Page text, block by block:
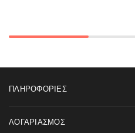
ΠΛΗΡΟΦΟΡΊΕΣ
ΛΟΓΑΡΙΑΣΜΌΣ